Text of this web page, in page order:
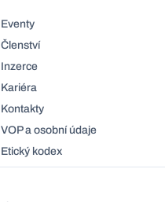
Eventy
Členství
Inzerce
Kariéra
Kontakty
VOP a osobní údaje
Etický kodex